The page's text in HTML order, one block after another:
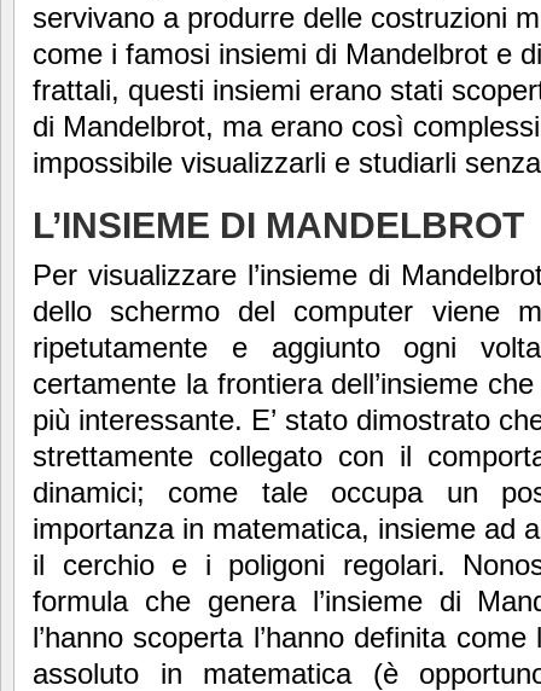
servivano a produrre delle costruzioni
come i famosi insiemi di Mandelbrot e
frattali, questi insiemi erano stati
di Mandelbrot, ma erano così
impossibile visualizzarli e studiarli
L’INSIEME DI MANDELBROT
Per visualizzare l’insieme di
dello schermo del computer viene
ripetutamente e aggiunto ogni
certamente la frontiera dell’insieme
più interessante. E’ stato dimostrato
strettamente collegato con il
dinamici; come tale occupa un
importanza in matematica, insieme ad
il cerchio e i poligoni regolari.
formula che genera l’insieme di
l’hanno scoperta l’hanno definita
assoluto in matematica (è